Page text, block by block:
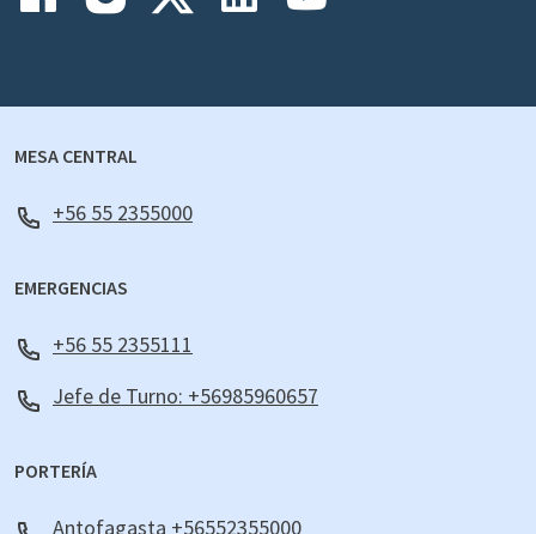
MESA CENTRAL
+56 55 2355000
EMERGENCIAS
+56 55 2355111
Jefe de Turno: +56985960657
PORTERÍA
Antofagasta +56552355000